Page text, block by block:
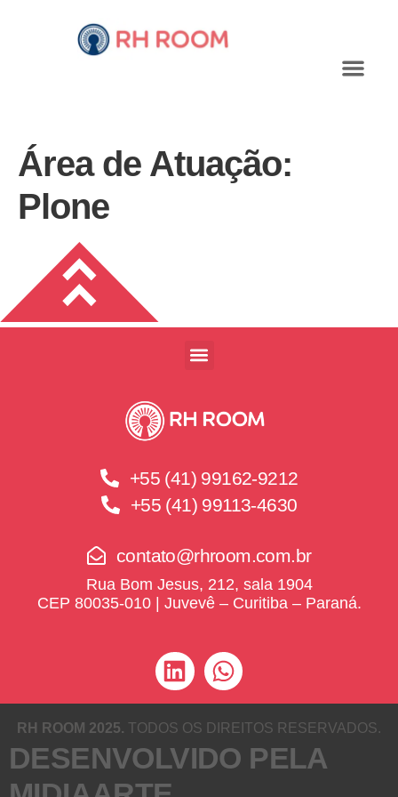
Área de Atuação:
Plone
+55 (41) 99162-9212
+55 (41) 99113-4630
contato@rhroom.com.br
Rua Bom Jesus, 212, sala 1904
CEP 80035-010 | Juvevê – Curitiba – Paraná.
RH ROOM 2025. TODOS OS DIREITOS RESERVADOS.
DESENVOLVIDO PELA